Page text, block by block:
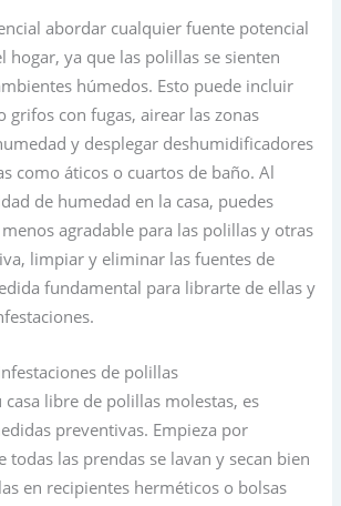
abordar cualquier fuente potencial
hogar, ya que las polillas se sienten
húmedos. Esto puede incluir
grifos con fugas, airear las zonas
y desplegar deshumidificadores
como áticos o cuartos de baño. Al
de humedad en la casa, puedes
agradable para las polillas y otras
limpiar y eliminar las fuentes de
fundamental para librarte de ellas y
de polillas
libre de polillas molestas, es
preventivas. Empieza por
todas las prendas se lavan y secan bien
en recipientes herméticos o bolsas